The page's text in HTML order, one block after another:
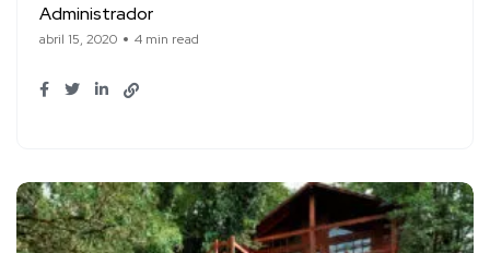
Administrador
abril 15, 2020 4 min read